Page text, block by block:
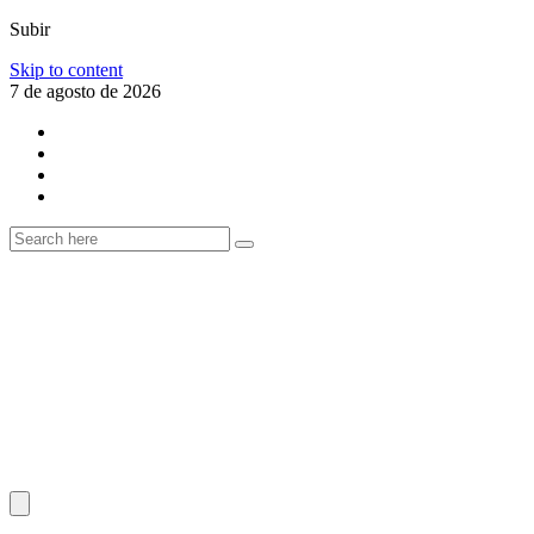
Subir
Skip to content
7 de agosto de 2026